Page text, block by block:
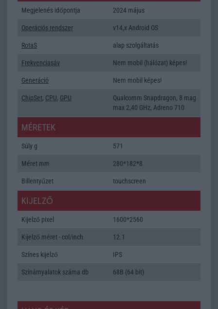
Megjelenés időpontja 2024 május
Operációs rendszer v14,x Android OS
RotaS alap szolgáltatás
Frekvenciasáv Nem mobil (hálózat) képes!
Generáció Nem mobil képes!
ChipSet, CPU, GPU
Qualcomm Snapdragon, 8 mag
max 2,40 GHz, Adreno 710
MÉRETEK
Súly g 571
Méret mm 280*182*8
Billentyűzet touchscreen
KIJELZŐ
Kijelző pixel 1600*2560
Kijelző méret - col/inch 12.1
Színes kijelző IPS
Színárnyalatok száma db 68B (64 bit)